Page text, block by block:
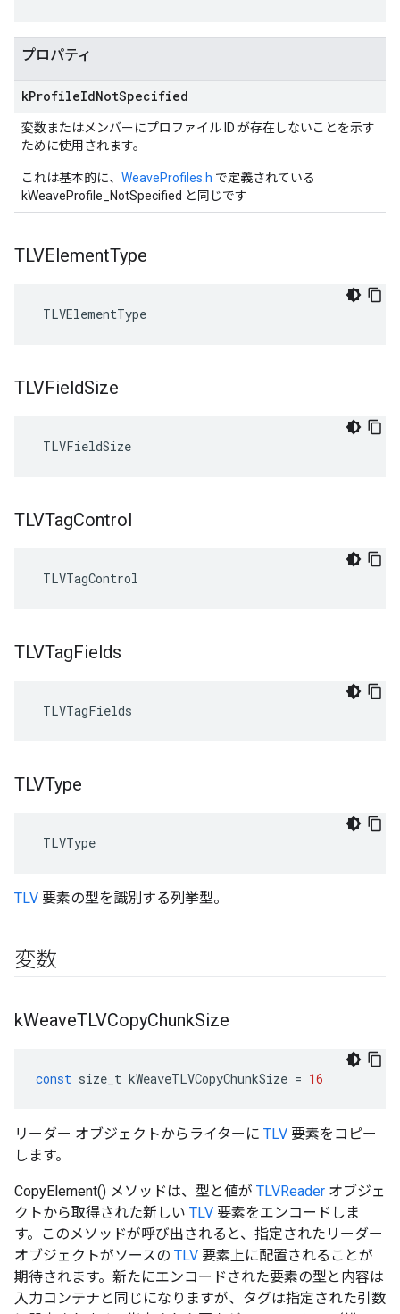
プロパティ
kProfileIdNotSpecified
変数またはメンバーにプロファイル ID が存在しないことを示す
ために使用されます。
これは基本的に、 WeaveProfiles.h で定義されている
kWeaveProfile_NotSpecified と同じです
TLVElementType
TLVElementType
TLVFieldSize
TLVFieldSize
TLVTagControl
TLVTagControl
TLVTagFields
TLVTagFields
TLVType
TLVType
TLV 要素の型を識別する列挙型。
変数
kWeaveTLVCopyChunkSize
const size_t kWeaveTLVCopyChunkSize = 16
リーダー オブジェクトからライターに TLV 要素をコピー
します。
CopyElement() メソッドは、型と値が TLVReader オブジェ
クトから取得された新しい TLV 要素をエンコードしま
す。このメソッドが呼び出されると、指定されたリーダー
オブジェクトがソースの TLV 要素上に配置されることが
期待されます。新たにエンコードされた要素の型と内容は
入力コンテナと同じになりますが、タグは指定された引数